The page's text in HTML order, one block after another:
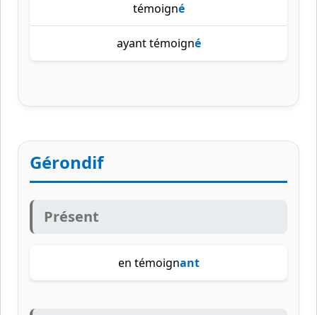
témoigné
ayant témoigné
Gérondif
Présent
en témoignant